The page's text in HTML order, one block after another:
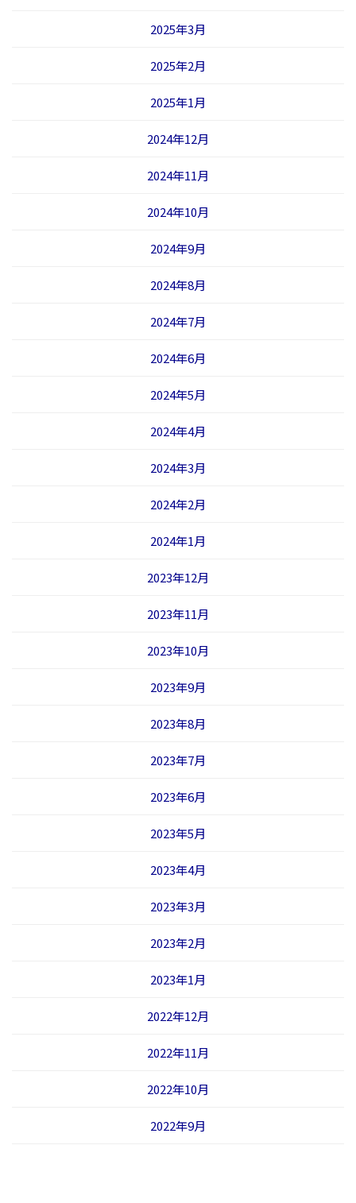
2025年3月
2025年2月
2025年1月
2024年12月
2024年11月
2024年10月
2024年9月
2024年8月
2024年7月
2024年6月
2024年5月
2024年4月
2024年3月
2024年2月
2024年1月
2023年12月
2023年11月
2023年10月
2023年9月
2023年8月
2023年7月
2023年6月
2023年5月
2023年4月
2023年3月
2023年2月
2023年1月
2022年12月
2022年11月
2022年10月
2022年9月